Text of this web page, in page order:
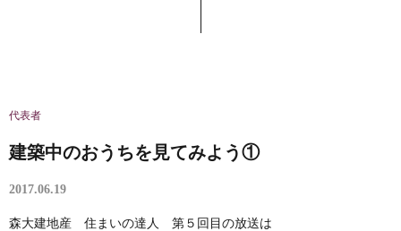
代表者
建築中のおうちを見てみよう①
2017.06.19
森大建地産 住まいの達人 第５回目の放送は